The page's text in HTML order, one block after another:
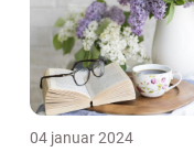
04 januar 2024